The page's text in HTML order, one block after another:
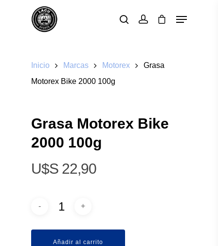
Inicio Marcas Motorex
Grasa
Motorex Bike 2000 100g
Grasa Motorex Bike
2000 100g
$
22,90
Añadir al carrito